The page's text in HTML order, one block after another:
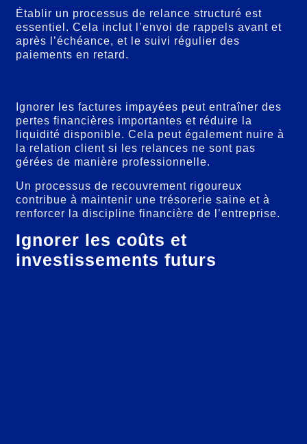
Établir un processus de relance structuré est
essentiel. Cela inclut l’envoi de rappels avant et
après l’échéance, et le suivi régulier des
paiements en retard.
Ignorer les factures impayées peut entraîner des
pertes financières importantes et réduire la
liquidité disponible. Cela peut également nuire à
la relation client si les relances ne sont pas
gérées de manière professionnelle.
Un processus de recouvrement rigoureux
contribue à maintenir une trésorerie saine et à
renforcer la discipline financière de l’entreprise.
Ignorer les coûts et
investissements futurs